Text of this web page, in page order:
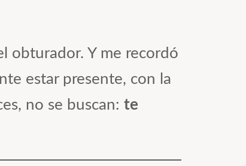
obturador. Y me recordó
estar presente, con la
no se buscan: te